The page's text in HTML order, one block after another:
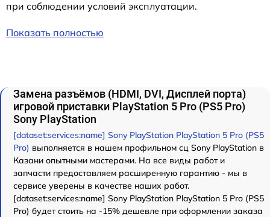
при соблюдении условий эксплуатации.
Показать полностью
Замена разъёмов (HDMI, DVI, Дисплей порта)
игровой приставки PlayStation 5 Pro (PS5 Pro)
Sony PlayStation
[dataset:services:name] Sony PlayStation PlayStation 5 Pro (PS5
Pro) выполняется в нашем профильном сц Sony PlayStation в
Казани опытными мастерами. На все виды работ и
запчасти предоставляем расширенную гарантию - мы в
сервисе уверены в качестве наших работ.
[dataset:services:name] Sony PlayStation PlayStation 5 Pro (PS5
Pro) будет стоить на -15% дешевле при оформлении заказа